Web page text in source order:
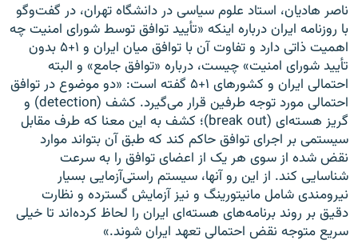
ناصر هادیان، استاد علوم سیاسی در دانشگاه تهران، در گفت‌و‌گو
با روزنامه ایران درباره اینکه «تأیید توافق توسط شورای امنیت چه
اهمیت ذاتی دارد و تفاوت آن با توافق میان ایران و ۱+۵ بدون
تأیید شورای امنیت» چیست، درباره «توافق جامع» و البته
احتمالی ایران و کشورهای ۱+۵ گفته است: «دو موضوع در توافق
احتمالی مورد توجه طرفین قرار می‌گیرد. کشف (detection) و
گریز هسته‌ای (break out)؛ کشف به این معنا که طرف مقابل
سیستمی بر اجرای توافق حاکم کند که طبق آن بتواند موارد
نقض شده از سوی هر یک از اعضای توافق را به سرعت
شناسایی کند. از این رو آنها، سیستم راستی‌آزمایی بسیار
نیرومندی شامل مانیتورینگ و نیز آزمایش گسترده و نظارت
دقیق بر روند برنامه‌های هسته‌ای ایران را لحاظ کرده‌اند تا خیلی
سریع متوجه نقض احتمالی تعهد ایران شوند.»